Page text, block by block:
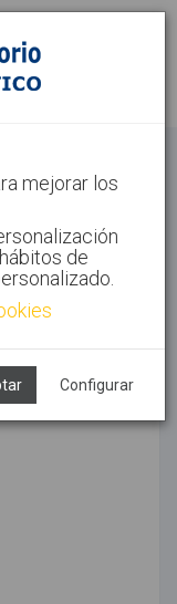
Regístrate
mejorar los
de
Configurar